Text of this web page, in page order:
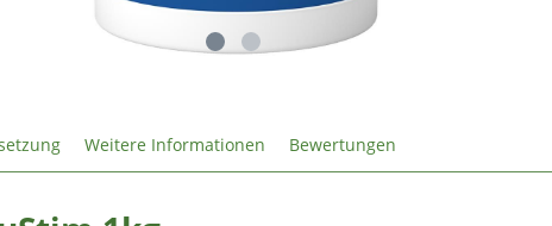
Weitere Informationen Bewertungen